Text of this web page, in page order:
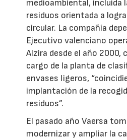
medioambiental, incluida
residuos orientada a
circular. La compañía
Ejecutivo valenciano
Alzira desde el año 2000,
cargo de la planta de
envases ligeros,
implantación de la
residuos”.
El pasado año Vaersa
modernizar y ampliar la